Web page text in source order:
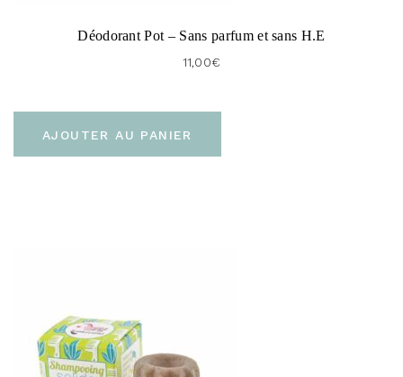
Déodorant Pot – Sans parfum et sans H.E
11,00€
AJOUTER AU PANIER